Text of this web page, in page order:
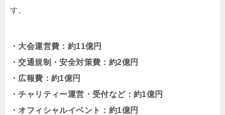
す。
・大会運営費：約11億円
・交通規制・安全対策費：約2億円
・広報費：約1億円
・チャリティー運営・受付など：約1億円
・オフィシャルイベント：約1億円